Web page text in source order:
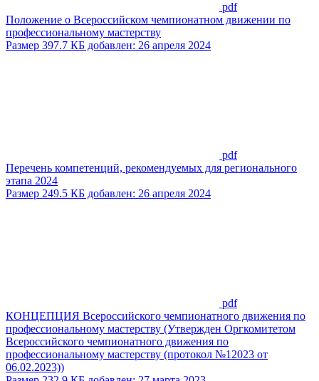
pdf
Положение о Всероссийском чемпионатном движении по
профессиональному мастерству
Размер 397.7 КБ добавлен: 26 апреля 2024
pdf
Перечень компетенций, рекомендуемых для регионального
этапа 2024
Размер 249.5 КБ добавлен: 26 апреля 2024
pdf
КОНЦЕПЦИЯ Всероссийского чемпионатного движения по
профессиональному мастерству (Утвержден Оргкомитетом
Всероссийского чемпионатного движения по
профессиональному мастерству (протокол №12023 от
06.02.2023))